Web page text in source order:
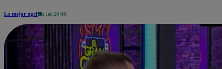
Lo mejor egcf a las 20:46